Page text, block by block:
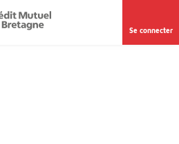
Se connecter